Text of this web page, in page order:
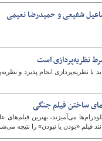
شفیعی و حمیدرضا نعیمی
نظریه‌پردازی است
با نظریه‌پردازی انجام پذیرد و
ساختن فیلم جنگی
می‌آمیزند، بهترین فیلم‌های
فیلم «بودن یا نبودن» را نتیجه